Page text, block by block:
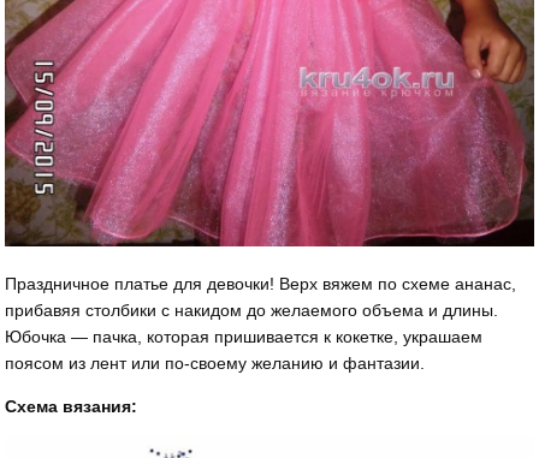
Праздничное платье для девочки! Верх вяжем по схеме ананас,
прибавяя столбики с накидом до желаемого объема и длины.
Юбочка — пачка, которая пришивается к кокетке, украшаем
поясом из лент или по-своему желанию и фантазии.
Схема вязания: